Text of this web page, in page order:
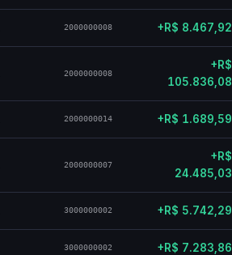
2000000008 +R$ 8.467,92
2000000008
+R$
105.836,08
2000000014 +R$ 1.689,59
2000000007
+R$
24.485,03
3000000002 +R$ 5.742,29
3000000002 +R$ 7.283,86